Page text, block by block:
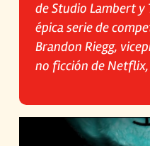
de Studio Lambert y
épica serie de
Brandon Riegg,
no ficción de